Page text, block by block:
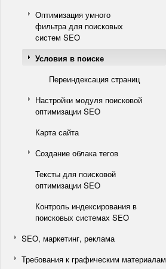
Оптимизация умного
фильтра для поисковых
систем SEO
Условия в поиске
Переиндексация страниц
Настройки модуля поисковой
оптимизации SEO
Карта сайта
Создание облака тегов
Тексты для поисковой
оптимизации SEO
Контроль индексирования в
поисковых системах SEO
SEO, маркетинг, реклама
Требования к графическим материалам